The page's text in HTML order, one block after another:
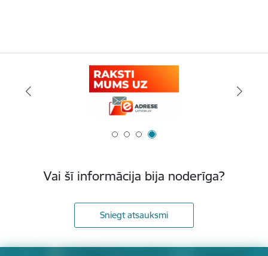
Vai šī informācija bija noderīga?
Sniegt atsauksmi